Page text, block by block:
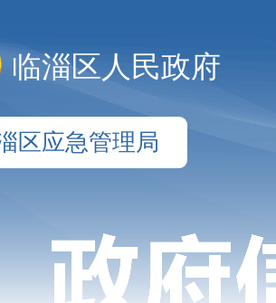
临淄区人民政府
区应急管理局